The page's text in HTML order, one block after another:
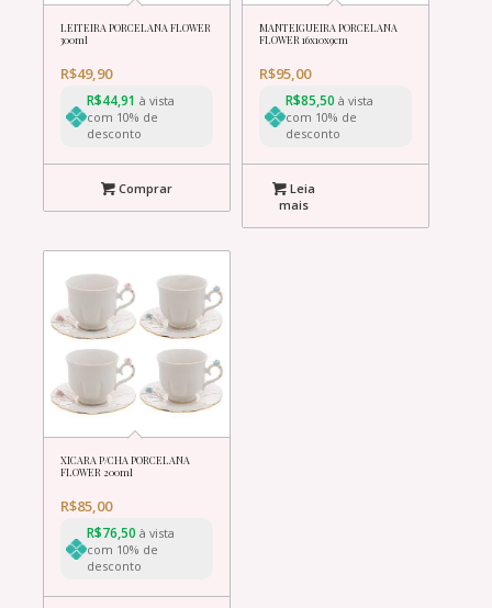
LEITEIRA PORCELANA FLOWER
300ml
R$49,90
R$44,91 à vista
com 10% de
desconto
Comprar
MANTEIGUEIRA PORCELANA
FLOWER 16x10x9cm
R$95,00
R$85,50 à vista
com 10% de
desconto
Leia
mais
XICARA P/CHA PORCELANA
FLOWER 200ml
R$85,00
R$76,50 à vista
com 10% de
desconto